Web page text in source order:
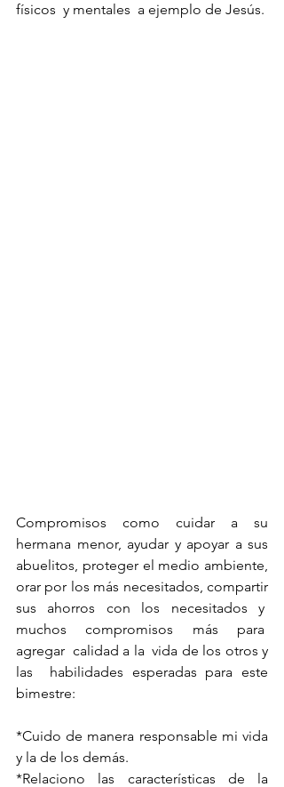
físicos  y mentales  a ejemplo de Jesús.
Compromisos como cuidar a su
hermana menor, ayudar y apoyar a sus
abuelitos, proteger el medio ambiente,
orar por los más necesitados, compartir
sus ahorros con los necesitados y
muchos compromisos más para
agregar  calidad a la  vida de los otros y
las  habilidades esperadas para este
bimestre:
*Cuido de manera responsable mi vida
y la de los demás.
*Relaciono las características de la